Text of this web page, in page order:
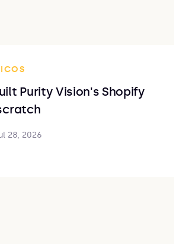
Purity Vision's Shopify
28, 2026